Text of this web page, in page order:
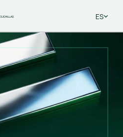
Select
ES